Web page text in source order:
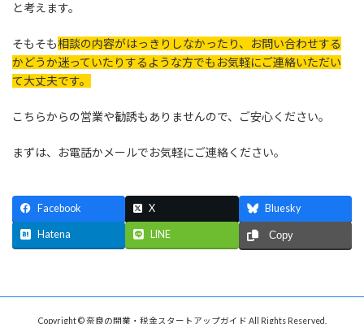
と考えます。
そもそも相談の内容がはっきりしなかったり、お問い合わせする
かどうか迷っていたりするような方でもお気軽にご連絡いただい
て大丈夫です。
こちらからの営業や勧誘もありませんので、ご安心ください。
まずは、お電話かメールでお気軽にご連絡ください。
Facebook X Bluesky
Hatena LINE Copy
Copyright © 奈良の開業・税金スタートアップガイド All Rights Reserved.